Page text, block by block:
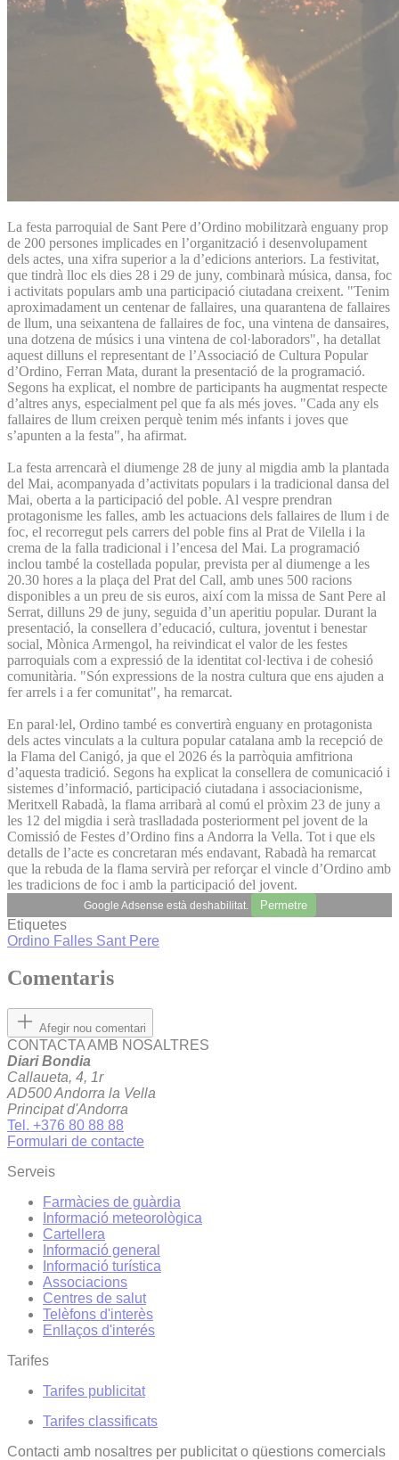
La festa parroquial de Sant Pere d’Ordino mobilitzarà enguany prop
de 200 persones implicades en l’organització i desenvolupament
dels actes, una xifra superior a la d’edicions anteriors. La festivitat,
que tindrà lloc els dies 28 i 29 de juny, combinarà música, dansa, foc
i activitats populars amb una participació ciutadana creixent. "Tenim
aproximadament un centenar de fallaires, una quarantena de fallaires
de llum, una seixantena de fallaires de foc, una vintena de dansaires,
una dotzena de músics i una vintena de col·laboradors", ha detallat
aquest dilluns el representant de l’Associació de Cultura Popular
d’Ordino, Ferran Mata, durant la presentació de la programació.
Segons ha explicat, el nombre de participants ha augmentat respecte
d’altres anys, especialment pel que fa als més joves. "Cada any els
fallaires de llum creixen perquè tenim més infants i joves que
s’apunten a la festa", ha afirmat.
La festa arrencarà el diumenge 28 de juny al migdia amb la plantada
del Mai, acompanyada d’activitats populars i la tradicional dansa del
Mai, oberta a la participació del poble. Al vespre prendran
protagonisme les falles, amb les actuacions dels fallaires de llum i de
foc, el recorregut pels carrers del poble fins al Prat de Vilella i la
crema de la falla tradicional i l’encesa del Mai. La programació
inclou també la costellada popular, prevista per al diumenge a les
20.30 hores a la plaça del Prat del Call, amb unes 500 racions
disponibles a un preu de sis euros, així com la missa de Sant Pere al
Serrat, dilluns 29 de juny, seguida d’un aperitiu popular. Durant la
presentació, la consellera d’educació, cultura, joventut i benestar
social, Mònica Armengol, ha reivindicat el valor de les festes
parroquials com a expressió de la identitat col·lectiva i de cohesió
comunitària. "Són expressions de la nostra cultura que ens ajuden a
fer arrels i a fer comunitat", ha remarcat.
En paral·lel, Ordino també es convertirà enguany en protagonista
dels actes vinculats a la cultura popular catalana amb la recepció de
la Flama del Canigó, ja que el 2026 és la parròquia amfitriona
d’aquesta tradició. Segons ha explicat la consellera de comunicació i
sistemes d’informació, participació ciutadana i associacionisme,
Meritxell Rabadà, la flama arribarà al comú el pròxim 23 de juny a
les 12 del migdia i serà traslladada posteriorment pel jovent de la
Comissió de Festes d’Ordino fins a Andorra la Vella. Tot i que els
detalls de l’acte es concretaran més endavant, Rabadà ha remarcat
que la rebuda de la flama servirà per reforçar el vincle d’Ordino amb
les tradicions de foc i amb la participació del jovent.
Google Adsense està deshabilitat. Permetre
Etiquetes
Ordino Falles Sant Pere
Comentaris
Afegir nou comentari
CONTACTA AMB NOSALTRES
Diari Bondia
Callaueta, 4, 1r
AD500 Andorra la Vella
Principat d'Andorra
Tel. +376 80 88 88
Formulari de contacte
Serveis
Farmàcies de guàrdia
Informació meteorològica
Cartellera
Informació general
Informació turística
Associacions
Centres de salut
Telèfons d'interès
Enllaços d'interés
Tarifes
Tarifes publicitat
Tarifes classificats
Contacti amb nosaltres per publicitat o qüestions comercials